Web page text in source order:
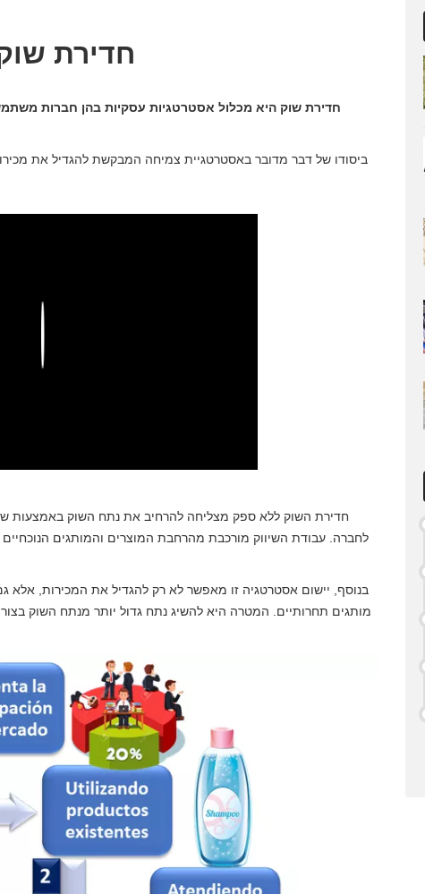
חדירת
חדירת שוק היא מכלול אסטרטגיות עסקיות בהן חברות
ביסודו של דבר מדובר באסטרטגיית צמיחה המבקשת להגדיל את
חדירת השוק ללא ספק מצליחה להרחיב את נתח השוק באמצעות
לחברה. עבודת השיווק מורכבת מהרחבת המוצרים והמותגים
בנוסף, יישום אסטרטגיה זו מאפשר לא רק להגדיל את המכירות, אלא
מותגים תחרותיים. המטרה היא להשיג נתח גדול יותר מנתח השוק